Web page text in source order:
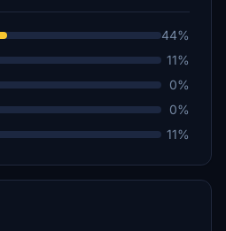
44%
11%
0%
0%
11%